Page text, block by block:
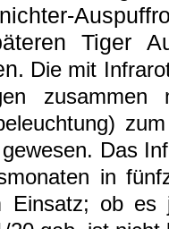
Tiger
Die mit
Das
in
Einsatz; ob es